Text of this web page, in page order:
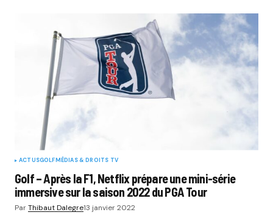
ACTUSGOLFMÉDIAS & DROITS TV
Golf – Après la F1, Netflix prépare une mini-série
immersive sur la saison 2022 du PGA Tour
ParThibaut Dalegre13 janvier 2022